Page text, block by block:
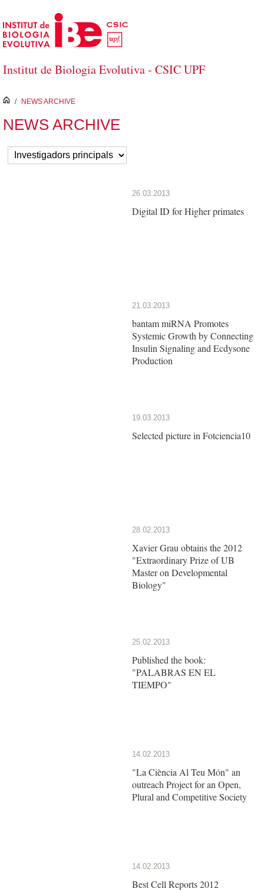
Salta al contingut principal
Institut de Biologia Evolutiva - CSIC UPF
inici
/ NEWS ARCHIVE
NEWS ARCHIVE
26.03.2013
Digital ID for Higher primates
21.03.2013
bantam miRNA Promotes
Systemic Growth by Connecting
Insulin Signaling and Ecdysone
Production
19.03.2013
Selected picture in Fotciencia10
28.02.2013
Xavier Grau obtains the 2012
"Extraordinary Prize of UB
Master on Developmental
Biology"
25.02.2013
Published the book:
"PALABRAS EN EL
TIEMPO"
14.02.2013
"La Ciència Al Teu Món" an
outreach Project for an Open,
Plural and Competitive Society
14.02.2013
Best Cell Reports 2012